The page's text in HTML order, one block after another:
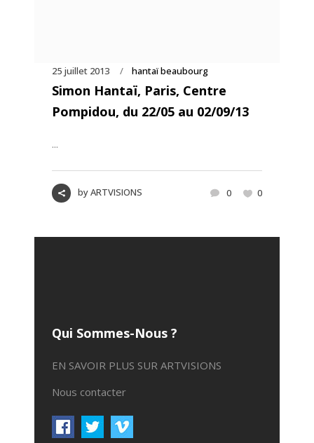
25 juillet 2013 hantaï beaubourg
Simon Hantaï, Paris, Centre
Pompidou, du 22/05 au 02/09/13
...
byARTVISIONS 0 0
Qui Sommes-Nous ?
EN SAVOIR PLUS SUR ARTVISIONS
Nous contacter